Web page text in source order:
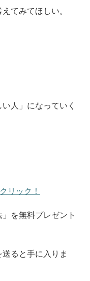
てみてほしい。
人」になっていく
リック！
を無料プレゼント
ると手に入りま